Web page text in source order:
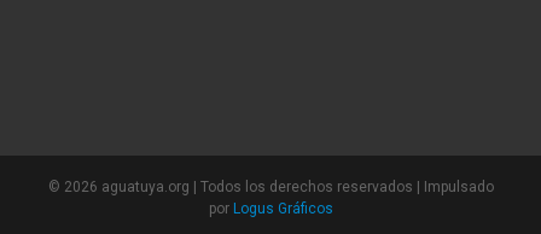
© 2026 aguatuya.org | Todos los derechos reservados | Impulsado
por Logus Gráficos